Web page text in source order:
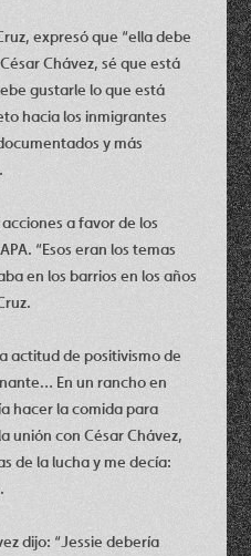
expresó que “ella debe
Chávez, sé que está
gustarle lo que está
hacia los inmigrantes
y más
a favor de los
“Esos eran los temas
en los barrios en los años
actitud de positivismo de
En un rancho en
hacer la comida para
unión con César Chávez,
de la lucha y me decía:
dijo: “Jessie debería